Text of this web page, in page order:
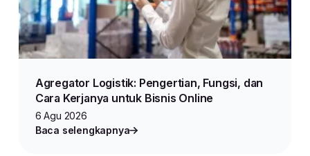
Agregator Logistik: Pengertian, Fungsi, dan
Cara Kerjanya untuk Bisnis Online
6 Agu 2026
Baca selengkapnya